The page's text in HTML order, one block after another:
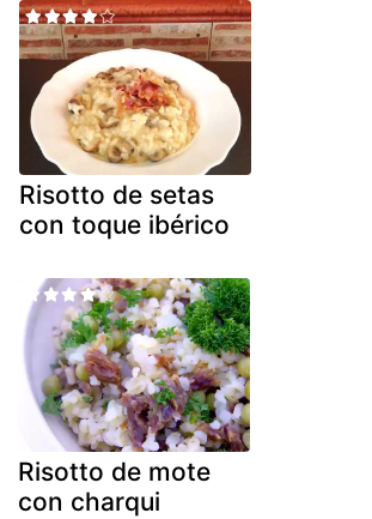
Risotto de setas
con toque ibérico
Risotto de mote
con charqui